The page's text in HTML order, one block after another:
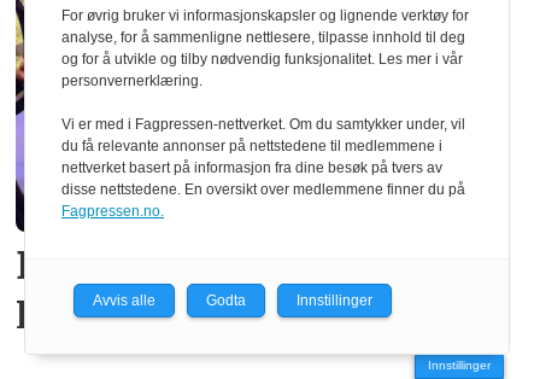
Ber politikerne: – Lær av
Lego!
Innstillinger
For øvrig bruker vi informasjonskapsler og lignende verktøy for
analyse, for å sammenligne nettlesere, tilpasse innhold til deg
og for å utvikle og tilby nødvendig funksjonalitet. Les mer i vår
personvernerklæring.
Vi er med i Fagpressen-nettverket. Om du samtykker under, vil
du få relevante annonser på nettstedene til medlemmene i
nettverket basert på informasjon fra dine besøk på tvers av
disse nettstedene. En oversikt over medlemmene finner du på
Fagpressen.no.
Avvis alle Godta Innstillinger